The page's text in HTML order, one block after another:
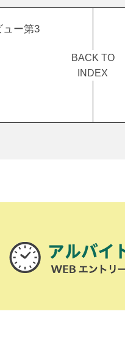
ュー第3
BACK TO
INDEX